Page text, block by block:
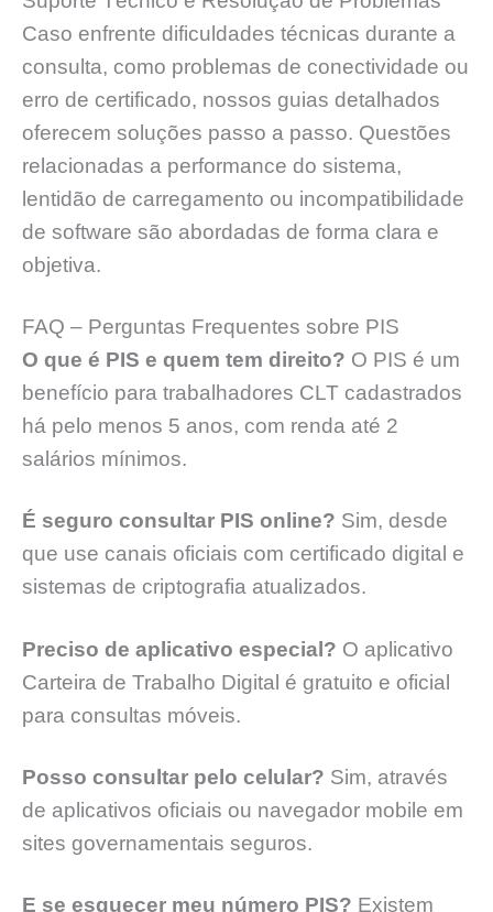
Caso enfrente dificuldades técnicas durante a
consulta, como problemas de conectividade ou
erro de certificado, nossos guias detalhados
oferecem soluções passo a passo. Questões
relacionadas a performance do sistema,
lentidão de carregamento ou incompatibilidade
de software são abordadas de forma clara e
objetiva.
FAQ – Perguntas Frequentes sobre PIS
O que é PIS e quem tem direito? O PIS é um
benefício para trabalhadores CLT cadastrados
há pelo menos 5 anos, com renda até 2
salários mínimos.
É seguro consultar PIS online? Sim, desde
que use canais oficiais com certificado digital e
sistemas de criptografia atualizados.
Preciso de aplicativo especial? O aplicativo
Carteira de Trabalho Digital é gratuito e oficial
para consultas móveis.
Posso consultar pelo celular? Sim, através
de aplicativos oficiais ou navegador mobile em
sites governamentais seguros.
E se esquecer meu número PIS? Existem